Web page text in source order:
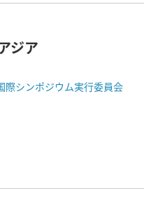
ジア
際シンポジウム実行委員会